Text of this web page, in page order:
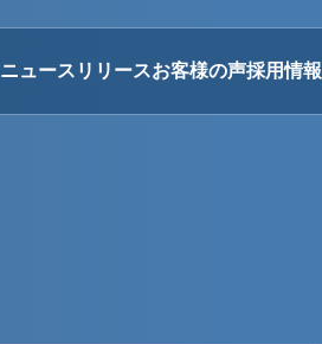
ニュースリリースお客様の声採用情報